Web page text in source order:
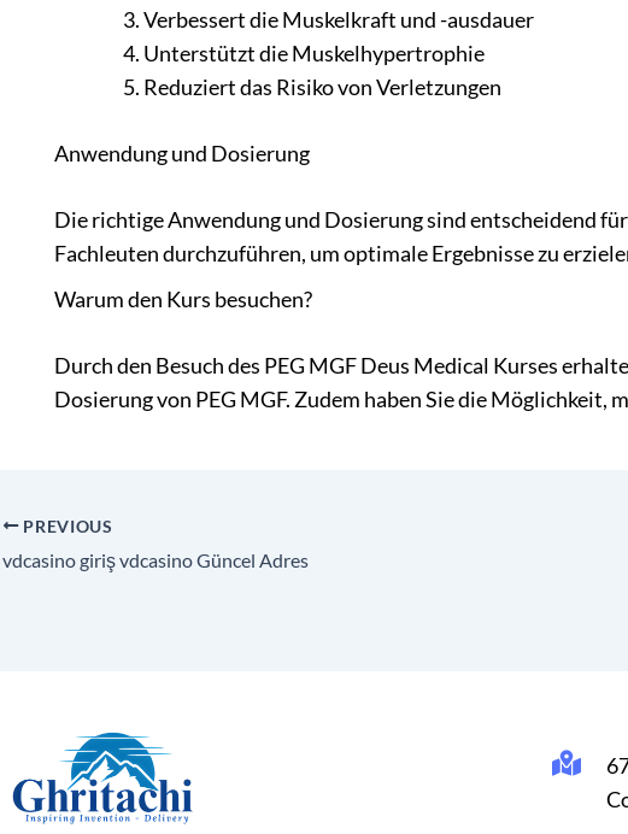
Verbessert die Muskelkraft und -ausdauer
Unterstützt die Muskelhypertrophie
Reduziert das Risiko von Verletzungen
Anwendung und Dosierung
Die richtige Anwendung und Dosierung sind entscheidend
Fachleuten durchzuführen, um optimale Ergebnisse zu
Warum den Kurs besuchen?
Durch den Besuch des PEG MGF Deus Medical Kurses
Dosierung von PEG MGF. Zudem haben Sie die
PREVIOUS
vdcasino giriş vdcasino Güncel Adres